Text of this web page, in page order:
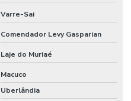
Varre-Sai
Comendador Levy Gasparian
Laje do Muriaé
Macuco
Uberlândia